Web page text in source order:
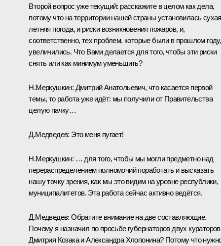
Второй вопрос уже текущий: расскажите в целом как дела,
потому что на территории нашей страны установилась сухая
летняя погода, и риски возникновения пожаров, и,
соответственно, тех проблем, которые были в прошлом году,
увеличились. Что Вами делается для того, чтобы эти риски
снять или как минимум уменьшить?
Н.Меркушкин: Дмитрий Анатольевич, что касается первой
темы, то работа уже идёт: мы получили от Правительства
целую пачку…
Д.Медведев: Это меня пугает!
Н.Меркушкин: … для того, чтобы мы могли предметно над
перераспределением полномочий поработать и высказать
нашу точку зрения, как мы это видим на уровне республики,
муниципалитетов. Эта работа сейчас активно ведётся.
Д.Медведев: Обратите внимание на две составляющие.
Почему я назначил по просьбе губернаторов двух
Дмитрия Козака и Александра Хлопонина? Потому что